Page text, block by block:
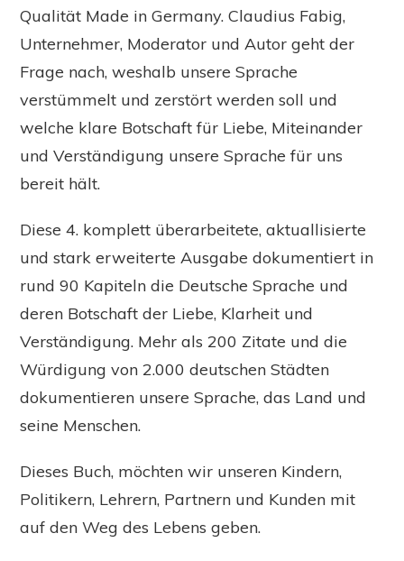
Qualität Made in Germany.Claudius Fabig,
Unternehmer, Moderator und Autor geht der
Frage nach, weshalb unsere Sprache
verstümmelt und zerstört werden soll und
welche klare Botschaft für Liebe, Miteinander
und Verständigung unsere Sprache für uns
bereit hält.
Diese 4. komplett überarbeitete, aktuallisierte
und stark erweiterte Ausgabe dokumentiert in
rund 90 Kapiteln die Deutsche Sprache und
deren Botschaft der Liebe, Klarheit und
Verständigung. Mehr als 200 Zitate und die
Würdigung von 2.000 deutschen Städten
dokumentieren unsere Sprache, das Land und
seine Menschen.
Dieses Buch, möchten wir unseren Kindern,
Politikern, Lehrern, Partnern und Kunden mit
auf den Weg des Lebens geben.